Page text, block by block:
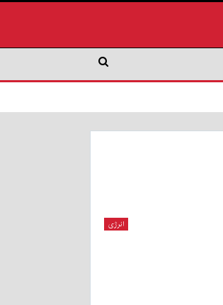
انرژی